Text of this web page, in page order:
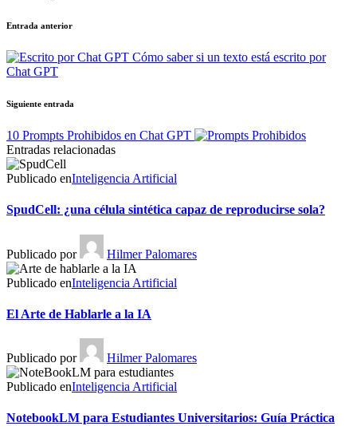
Entrada anterior
Cómo saber si un texto está escrito por
Chat GPT
Siguiente entrada
10 Prompts Prohibidos en Chat GPT
Entradas relacionadas
Publicado enInteligencia Artificial
SpudCell: ¿una célula sintética capaz de reproducirse sola?
Publicado por Hilmer Palomares
Publicado enInteligencia Artificial
El Arte de Hablarle a la IA
Publicado por Hilmer Palomares
Publicado enInteligencia Artificial
NotebookLM para Estudiantes Universitarios: Guía Práctica